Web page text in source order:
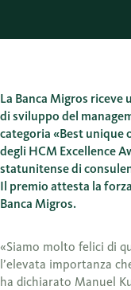
La Banca Migros
di sviluppo del
categoria «Best unique
degli HCM Excellence
statunitense di
Il premio attesta la
Banca Migros.
«Siamo molto felici di
l’elevata importanza
ha dichiarato Manuel